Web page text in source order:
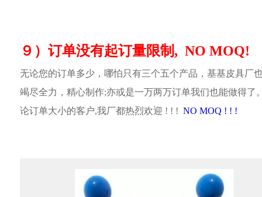
９）订单没有起订量限制, NO MOQ!
无论您的订单多少，哪怕只有三个五个产品，基基皮具厂
竭尽全力，精心制作;亦或是一万两万订单我们也能做得了
论订单大小的客户,我厂都热烈欢迎 ! ! ! NO MOQ ! ! !